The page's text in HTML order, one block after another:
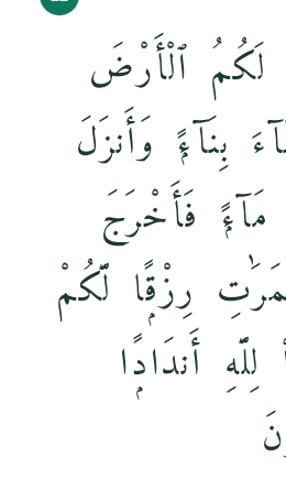
ٱلْأَرْضَ
بِنَآءًۭ وَأَنزَلَ
فَأَخْرَجَ
رِزْقًۭا لَّكُمْ
لِلَّهِ أَندَادًۭا